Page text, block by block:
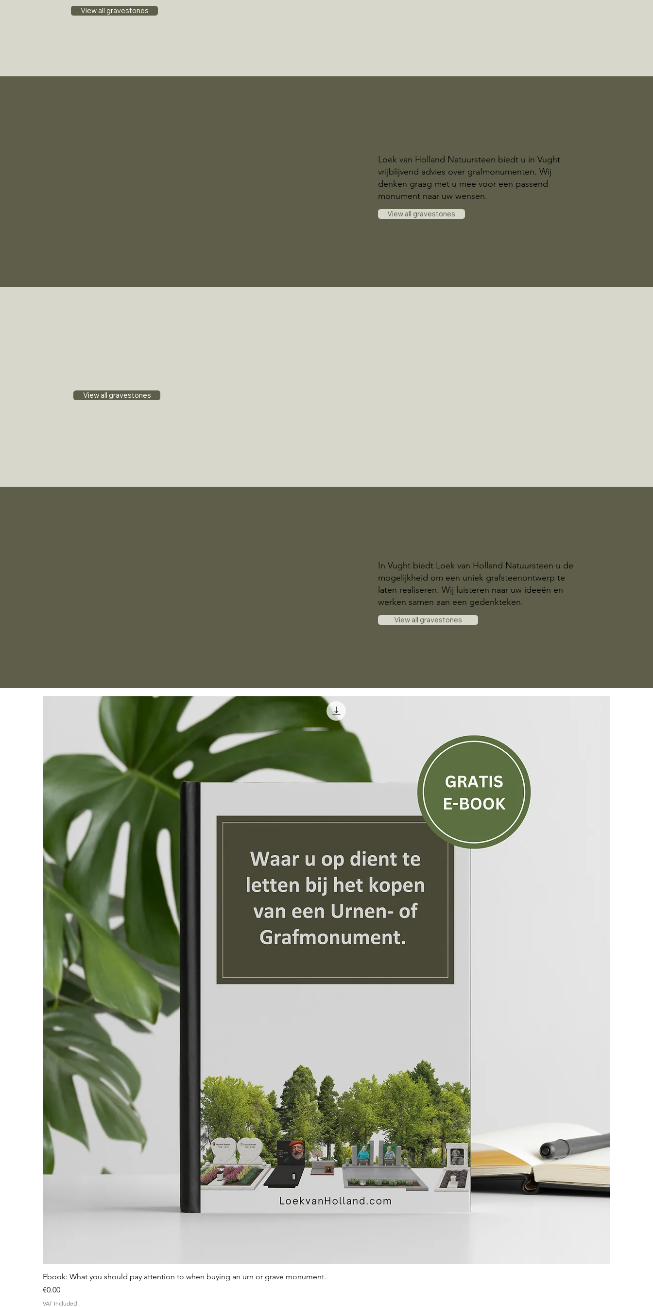
View all gravestones
Loek van Holland Natuursteen biedt u in Vught
vrijblijvend advies over grafmonumenten. Wij
denken graag met u mee voor een passend
monument naar uw wensen.
View all gravestones
View all gravestones
In Vught biedt Loek van Holland Natuursteen u de
mogelijkheid om een uniek grafsteenontwerp te
laten realiseren. Wij luisteren naar uw ideeën en
werken samen aan een gedenkteken.
View all gravestones
Quick View
Ebook: What you should pay attention to when buying an urn or grave monument.
Price
€0.00
VAT Included